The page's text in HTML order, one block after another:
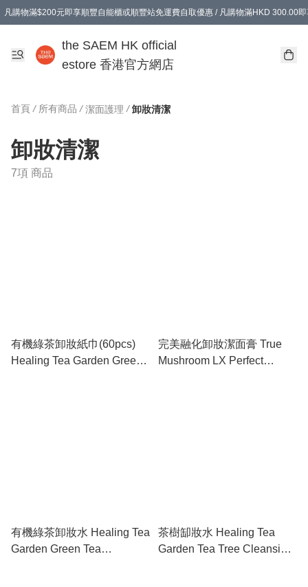
凡購物滿$200元即享順豐自能櫃或順豐站免運費自取優惠 / 凡購物滿HKD 300.00
the SAEM HK official
estore 香港官方網店
首頁 / 所有商品 / 潔面護理 / 卸妝清潔
卸妝清潔
7項 商品
有機綠茶卸妝紙巾(60pcs)
Healing Tea Garden Green
完美融化卸妝潔面膏 True
Mushroom LX Perfect
有機綠茶卸妝水 Healing Tea
Garden Green Tea
茶樹缷妝水 Healing Tea
Garden Tea Tree Cleansing